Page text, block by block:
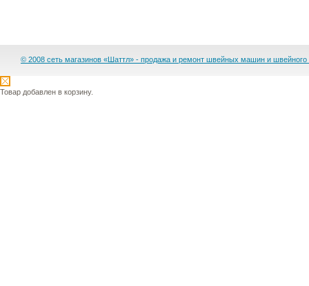
© 2008 сеть магазинов «Шаттл» - продажа и ремонт швейных машин и швейного
Товар добавлен в корзину.